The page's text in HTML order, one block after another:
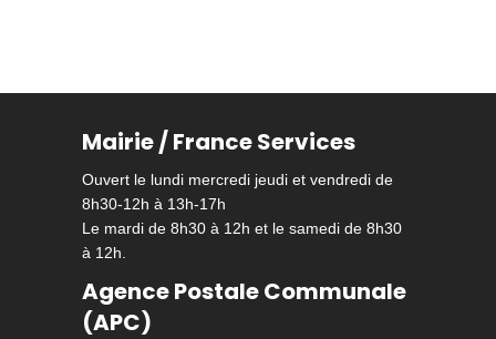
Mairie / France Services
Ouvert le lundi mercredi jeudi et vendredi de
8h30-12h à 13h-17h
Le mardi de 8h30 à 12h et le samedi de 8h30
à 12h.
Agence Postale Communale
(APC)